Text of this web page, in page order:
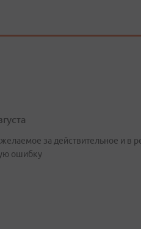
за действительное и в
ошибку